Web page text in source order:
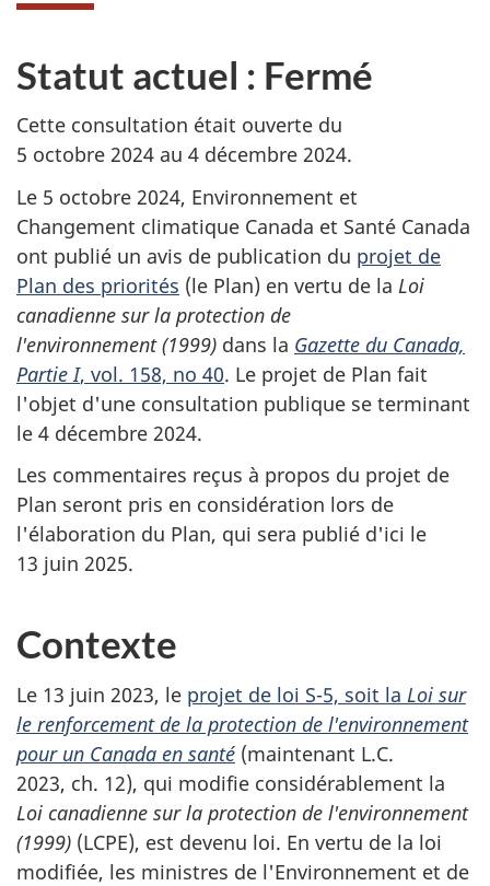
Statut actuel : Fermé
Cette consultation était ouverte du
5 octobre 2024 au 4 décembre 2024.
Le 5 octobre 2024, Environnement et
Changement climatique Canada et Santé Canada
ont publié un avis de publication du projet de
Plan des priorités (le Plan) en vertu de la Loi
canadienne sur la protection de
l'environnement (1999) dans la Gazette du Canada,
Partie I, vol. 158, no 40. Le projet de Plan fait
l'objet d'une consultation publique se terminant
le 4 décembre 2024.
Les commentaires reçus à propos du projet de
Plan seront pris en considération lors de
l'élaboration du Plan, qui sera publié d'ici le
13 juin 2025.
Contexte
Le 13 juin 2023, le projet de loi S-5, soit la Loi sur
le renforcement de la protection de l'environnement
pour un Canada en santé (maintenant L.C.
2023, ch. 12), qui modifie considérablement la
Loi canadienne sur la protection de l'environnement
(1999) (LCPE), est devenu loi. En vertu de la loi
modifiée, les ministres de l'Environnement et de